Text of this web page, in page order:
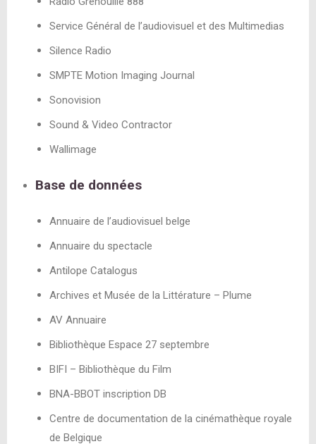
Service Général de l’audiovisuel et des Multimedias
Silence Radio
SMPTE Motion Imaging Journal
Sonovision
Sound & Video Contractor
Wallimage
Base de données
Annuaire de l’audiovisuel belge
Annuaire du spectacle
Antilope Catalogus
Archives et Musée de la Littérature – Plume
AV Annuaire
Bibliothèque Espace 27 septembre
BIFI – Bibliothèque du Film
BNA-BBOT inscription DB
Centre de documentation de la cinémathèque royale
de Belgique